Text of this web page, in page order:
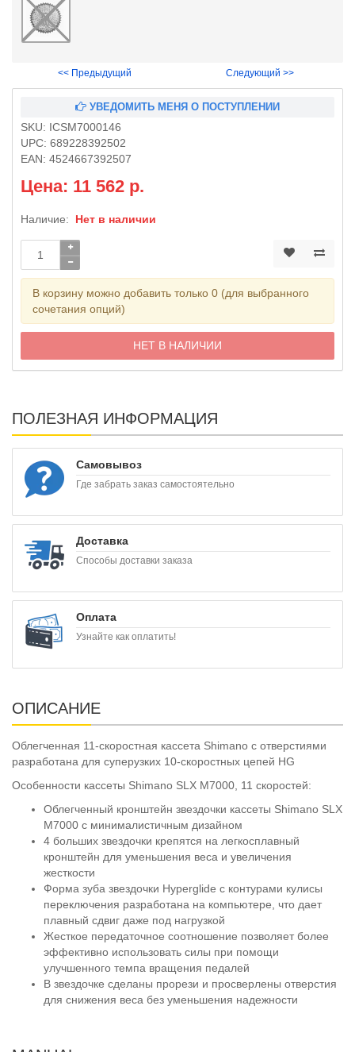
<< Предыдущий Следующий >>
УВЕДОМИТЬ МЕНЯ О ПОСТУПЛЕНИИ
SKU: ICSM7000146
UPC: 689228392502
EAN: 4524667392507
Цена: 11 562 р.
Наличие: Нет в наличии
В корзину можно добавить только 0 (для выбранного
сочетания опций)
НЕТ В НАЛИЧИИ
ПОЛЕЗНАЯ ИНФОРМАЦИЯ
Самовывоз
Где забрать заказ самостоятельно
Доставка
Способы доставки заказа
Оплата
Узнайте как оплатить!
ОПИСАНИЕ
Облегченная 11-скоростная кассета Shimano с отверстиями
разработана для суперузких 10-скоростных цепей HG
Особенности кассеты Shimano SLX M7000, 11 скоростей:
Облегченный кронштейн звездочки кассеты Shimano SLX
M7000 с минималистичным дизайном
4 больших звездочки крепятся на легкосплавный
кронштейн для уменьшения веса и увеличения
жесткости
Форма зуба звездочки Hyperglide с контурами кулисы
переключения разработана на компьютере, что дает
плавный сдвиг даже под нагрузкой
Жесткое передаточное соотношение позволяет более
эффективно использовать силы при помощи
улучшенного темпа вращения педалей
В звездочке сделаны прорези и просверлены отверстия
для снижения веса без уменьшения надежности